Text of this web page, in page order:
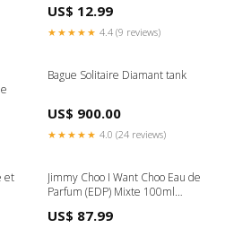
Mixte 150ml NYX
US$ 12.99
★★★★★ 4.4 (9 reviews)
Bague Solitaire Diamant tank
US$ 900.00
★★★★★ 4.0 (24 reviews)
et
Jimmy Choo I Want Choo Eau de
Parfum (EDP) Mixte 100ml
US$ 87.99